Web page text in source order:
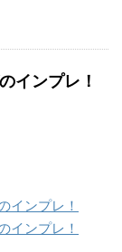
インプレ！
インプレ！
インプレ！